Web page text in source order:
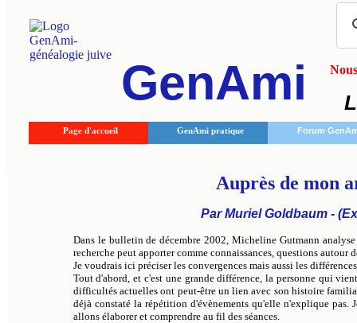
GenAmi
Page d'accueil GenAmi pratique Forum
Auprès de mon
Par Muriel Goldbaum -
Dans le bulletin de décembre 2002, Micheline Gutmann
recherche peut apporter comme connaissances, questions
Je voudrais ici préciser les convergences mais aussi les
Tout d'abord, et c'est une grande différence, la personne qui
difficultés actuelles ont peut-être un lien avec son histoire
déjà constaté la répétition d'évènements qu'elle n'explique pas.
allons élaborer et comprendre au fil des séances.